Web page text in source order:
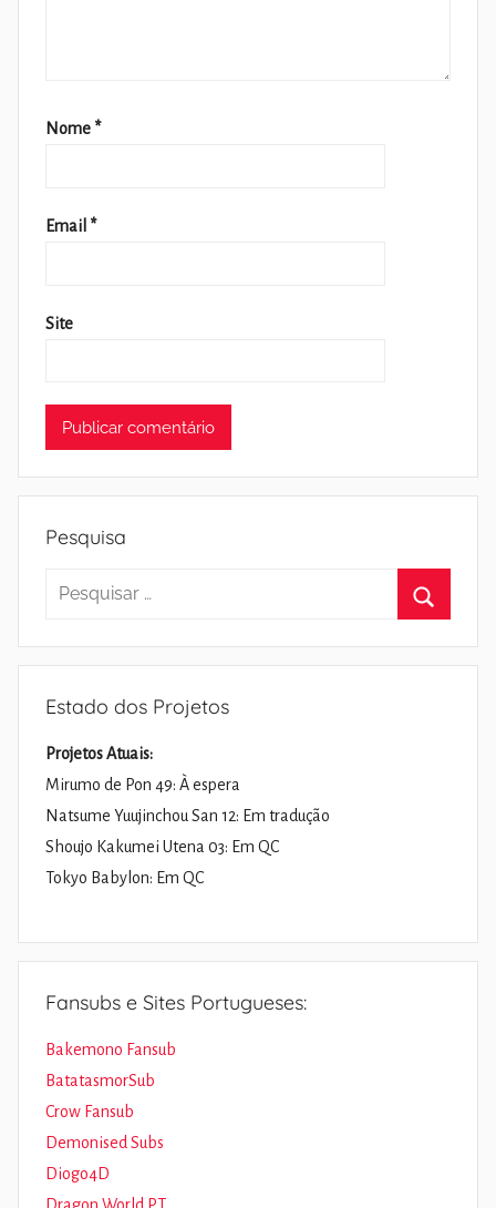
Nome *
Email *
Site
Pesquisa
Pesquisar
Estado dos Projetos
Projetos Atuais:
Mirumo de Pon 49: À espera
Natsume Yuujinchou San 12: Em tradução
Shoujo Kakumei Utena 03: Em QC
Tokyo Babylon: Em QC
Fansubs e Sites Portugueses:
Bakemono Fansub
BatatasmorSub
Crow Fansub
Demonised Subs
Diogo4D